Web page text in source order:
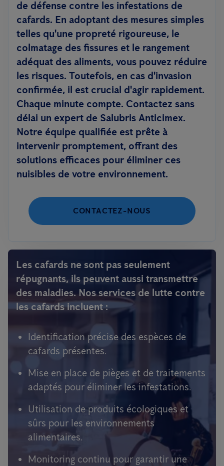
de défense contre les infestations de
cafards. En adoptant des mesures simples
telles qu'une propreté rigoureuse, le
colmatage des fissures et le rangement
adéquat des aliments, vous pouvez réduire
les risques. Toutefois, en cas d'invasion
confirmée, il est crucial d'agir rapidement.
Chaque minute compte. Contactez sans
délai un expert de Salubris Anticimex.
Notre équipe qualifiée est prête à
intervenir promptement, offrant des
solutions efficaces pour éliminer ces
nuisibles de votre environnement.
CONTACTEZ-NOUS
Les cafards ne sont pas seulement
répugnants, ils peuvent aussi transmettre
des maladies. Nos services de lutte contre
les cafards incluent :
Identification précise des espèces de
cafards présentes.
Mise en place de pièges et de traitements
adaptés pour éliminer les infestations.
Utilisation de produits écologiques et
sûrs pour les environnements
alimentaires.
Monitoring continu pour garantir une